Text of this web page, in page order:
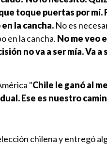
toque puertas por mí.
la cancha. No es
en la cancha. No me veo
no va a ser mía. Va a
"Chile le ganó al
Ese es nuestro
chilena y entregó